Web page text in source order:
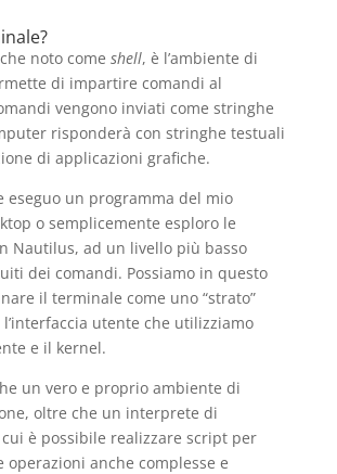
noto come shell, è l’ambiente di
di impartire comandi al
vengono inviati come stringhe
risponderà con stringhe testuali
di applicazioni grafiche.
eseguo un programma del mio
o semplicemente esploro le
Nautilus, ad un livello più basso
dei comandi. Possiamo in questo
il terminale come uno “strato”
utente che utilizziamo
e il kernel.
un vero e proprio ambiente di
oltre che un interprete di
è possibile realizzare script per
operazioni anche complesse e